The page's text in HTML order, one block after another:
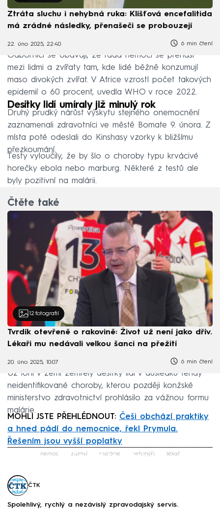
Ztráta sluchu i nehybná ruka: Klíšťová encefalitida
má zrádné následky, přenašeči se probouzejí
22. úno 2025, 22:40 6 min čtení
Odborníci se obávají, že řada nemocí se přenáší
mezi lidmi a zvířaty tam, kde lidé běžně konzumují
maso divokých zvířat. V Africe vzrostl počet takových
epidemií o 60 procent, uvedla WHO v roce 2022.
Desítky lidí umíraly již minulý rok
Druhý prudký nárůst výskytu stejného onemocnění
zaznamenali zdravotníci ve městě Bomate 9. února. Z
místa poté odeslali do Kinshasy vzorky k bližšímu
přezkoumání.
Testy vyloučily, že by šlo o choroby typu krvácivé
horečky ebola nebo marburg. Některé z testů ale
byly pozitivní na malárii.
Čtěte také
12 fotografií
Tvrdík otevřeně o rakovině: Život už není jako dřív.
Lékaři mu nedávali velkou šanci na přežití
20. úno 2025, 10:07 6 min čtení
Už loni v zemi zemřely desítky lidí v důsledku tehdy
neidentifikované choroby, kterou později konžské
ministerstvo zdravotnictví prohlásilo za vážnou formu
malárie.
MOHLI JSTE PŘEHLÉDNOUT: Češi obchází praktiky
a hned pádí do nemocnice, řekl Prymula.
Řešením jsou vyšší poplatky
Failed to fetch
nemoc zdraví malárie netopýři lékař
ČTK
Spolehlivý, rychlý a nezávislý zpravodajský servis.